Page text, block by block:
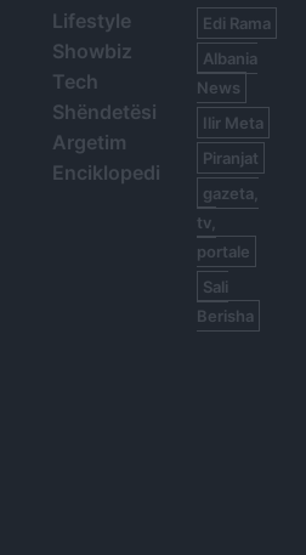
Lifestyle
Showbiz
Tech
Shëndetësi
Argetim
Enciklopedi
Edi Rama
Albania
News
Ilir Meta
Piranjat
gazeta,
tv,
portale
Sali
Berisha